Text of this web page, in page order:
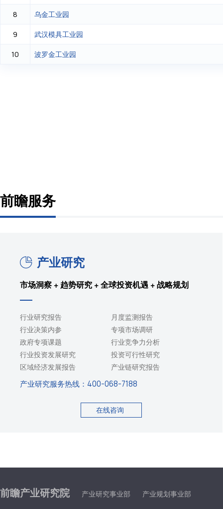
8 乌金工业园
9 武汉模具工业园
10 波罗金工业园
前瞻服务
产业研究
市场洞察 + 趋势研究 + 全球投资机遇 + 战略规划
行业研究报告
月度监测报告
行业决策内参
专项市场调研
政府专项课题
行业竞争力分析
行业投资发展研究
投资可行性研究
区域经济发展报告
产业链研究报告
产业研究服务热线： 400-068-7188
在线咨询
前瞻产业研究院 产业研究事业部 产业规划事业部